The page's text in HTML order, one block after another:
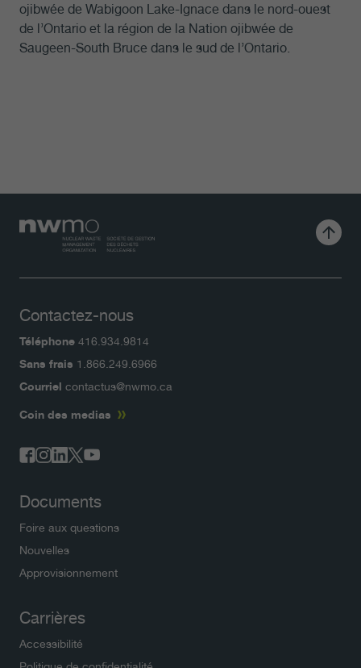
ojibwée de Wabigoon Lake-Ignace dans le nord-ouest
de l’Ontario et la région de la Nation ojibwée de
Saugeen-South Bruce dans le sud de l’Ontario.
Contactez-nous
Téléphone 416.934.9814
Sans frais 1.866.249.6966
Courriel contactus@nwmo.ca
Coin des medias
Documents
Foire aux questions
Nouvelles
Approvisionnement
Carrières
Accessibilité